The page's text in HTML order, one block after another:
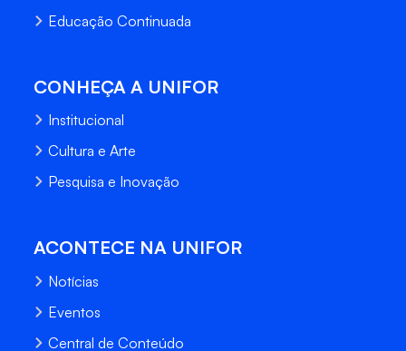
Educação Continuada
CONHEÇA A UNIFOR
Institucional
Cultura e Arte
Pesquisa e Inovação
ACONTECE NA UNIFOR
Notícias
Eventos
Central de Conteúdo